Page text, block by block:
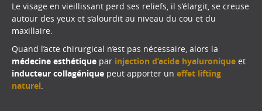
Le visage en vieillissant perd ses reliefs, il s’élargit, se creuse
autour des yeux et s’alourdit au niveau du cou et du
maxillaire.
Quand l’acte chirurgical n’est pas nécessaire, alors la
médecine esthétique par injection d’acide hyaluronique et
inducteur collagénique peut apporter un effet lifting
naturel.